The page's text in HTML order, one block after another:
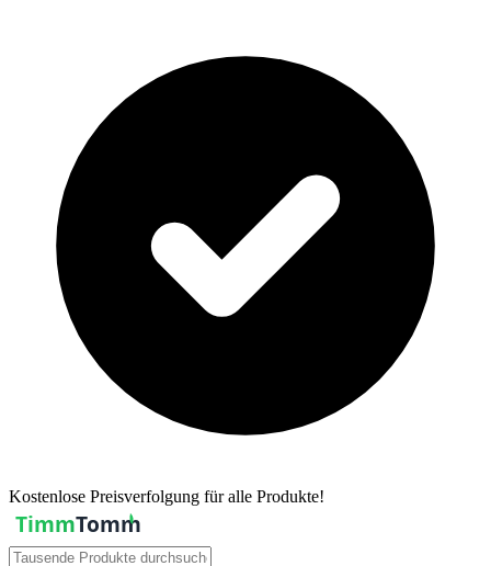
Kostenlose Preisverfolgung für alle Produkte!